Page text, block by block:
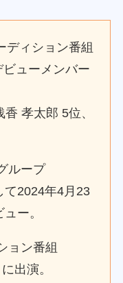
ディション番組
ューメンバー
孝太郎 5位、
ループ
て2024年4月23
ー。
ョン番組
に出演。